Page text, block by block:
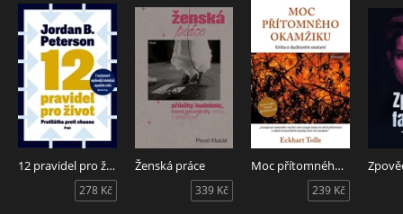
paměti, a sledují historické pozadí a nejrůznější hlubinné
společenské trendy, které se přímým účastníkům dějin i
dobovým médiím často skrývají pod příslovečnou „pěnou
dní“.
12 pravidel pro život
278 Kč
Ženská práce
339 Kč
Moc přítomného okamžiku
239 Kč